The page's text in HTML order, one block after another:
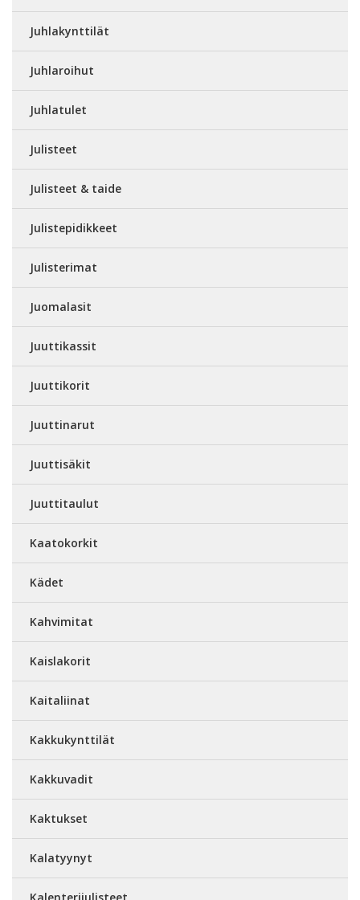
Juhlakynttilät
Juhlaroihut
Juhlatulet
Julisteet
Julisteet & taide
Julistepidikkeet
Julisterimat
Juomalasit
Juuttikassit
Juuttikorit
Juuttinarut
Juuttisäkit
Juuttitaulut
Kaatokorkit
Kädet
Kahvimitat
Kaislakorit
Kaitaliinat
Kakkukynttilät
Kakkuvadit
Kaktukset
Kalatyynyt